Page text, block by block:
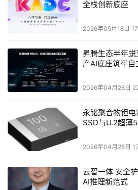
本文来源于DOIT传媒，文章内容仅供
全栈创新底座
2026年05月18日
昇腾生态半年
产AI底座筑牢
2026年04月28日
永铭聚合物钽
SSD与U.2超薄
2026年04月28日
云智一体 安全
AI推理新范式